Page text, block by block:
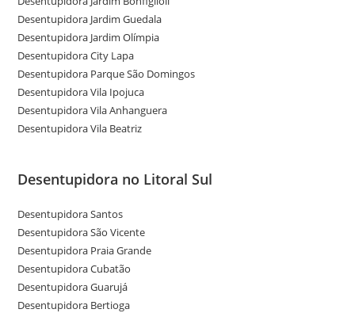
Desentupidora Jardim Guedala
Desentupidora Jardim Olímpia
Desentupidora City Lapa
Desentupidora Parque São Domingos
Desentupidora Vila Ipojuca
Desentupidora Vila Anhanguera
Desentupidora Vila Beatriz
Desentupidora no Litoral Sul
Desentupidora Santos
Desentupidora São Vicente
Desentupidora Praia Grande
Desentupidora Cubatão
Desentupidora Guarujá
Desentupidora Bertioga